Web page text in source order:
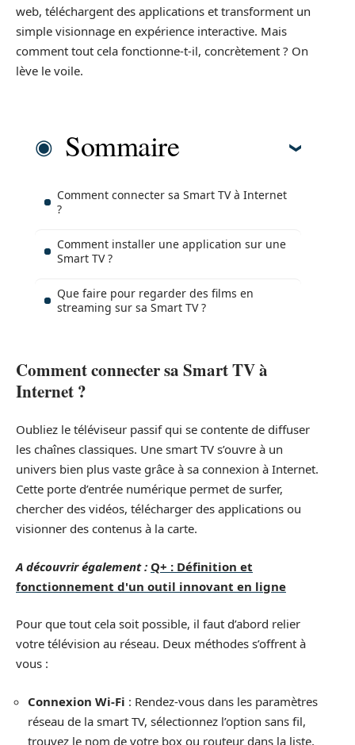
web, téléchargent des applications et transforment un
simple visionnage en expérience interactive. Mais
comment tout cela fonctionne-t-il, concrètement ? On
lève le voile.
Sommaire
Comment connecter sa Smart TV à Internet
?
Comment installer une application sur une
Smart TV ?
Que faire pour regarder des films en
streaming sur sa Smart TV ?
Comment connecter sa Smart TV à
Internet ?
Oubliez le téléviseur passif qui se contente de diffuser
les chaînes classiques. Une smart TV s’ouvre à un
univers bien plus vaste grâce à sa connexion à Internet.
Cette porte d’entrée numérique permet de surfer,
chercher des vidéos, télécharger des applications ou
visionner des contenus à la carte.
A découvrir également : Q+ : Définition et
fonctionnement d'un outil innovant en ligne
Pour que tout cela soit possible, il faut d’abord relier
votre télévision au réseau. Deux méthodes s’offrent à
vous :
Connexion Wi-Fi : Rendez-vous dans les paramètres
réseau de la smart TV, sélectionnez l’option sans fil,
trouvez le nom de votre box ou routeur dans la liste,